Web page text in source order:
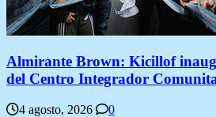
Almirante Brown: Kicillof
del Centro Integrador
4 agosto, 2026
0